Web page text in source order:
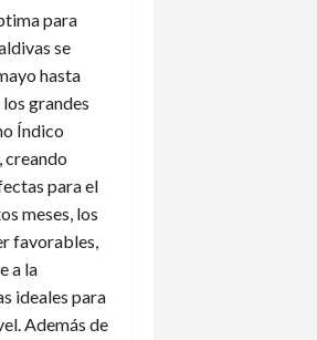
para
se
hasta
grandes
Índico
creando
para el
meses, los
favorables,
a la
ideales para
Además de